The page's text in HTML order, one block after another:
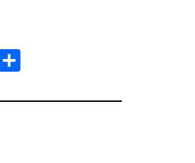
Pocket